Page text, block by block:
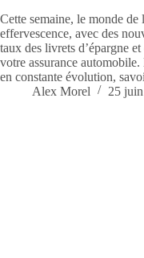
Cette semaine, le monde de
effervescence, avec des
taux des livrets d’épargne
votre assurance
en constante évolution,
Alex Morel
25